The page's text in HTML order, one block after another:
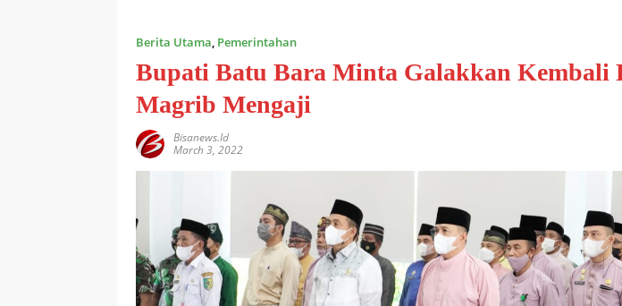
Berita Utama, Pemerintahan
Bupati Batu Bara Minta Galakkan Kembali
Magrib Mengaji
Bisanews.id
March 3, 2022